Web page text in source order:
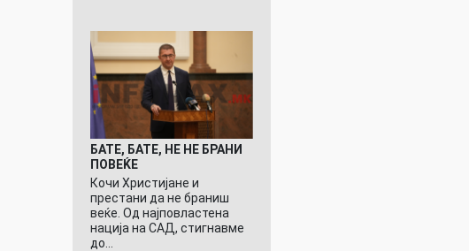
БАТЕ, БАТЕ, НЕ НЕ БРАНИ
ПОВЕЌЕ
Кочи Христијане и
престани да не браниш
веќе. Од најповластена
нација на САД, стигнавме
до…